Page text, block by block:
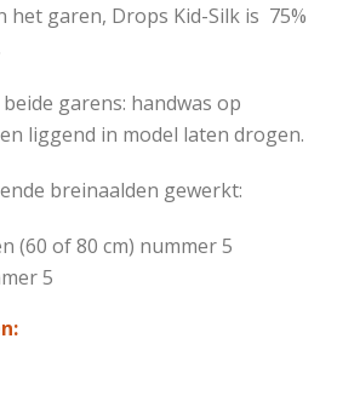
het garen, Drops Kid-Silk is 75%
garens: handwas op
liggend in model laten drogen.
breinaalden gewerkt:
(60 of 80 cm) nummer 5
5